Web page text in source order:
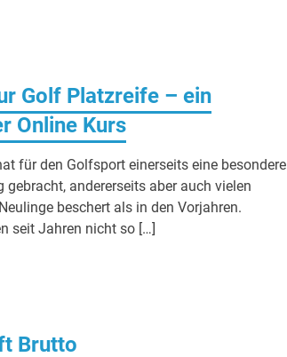
Golf Platzreife – ein
Online Kurs
für den Golfsport einerseits eine besondere
gebracht, andererseits aber auch vielen
beschert als in den Vorjahren.
seit Jahren nicht so […]
Brutto